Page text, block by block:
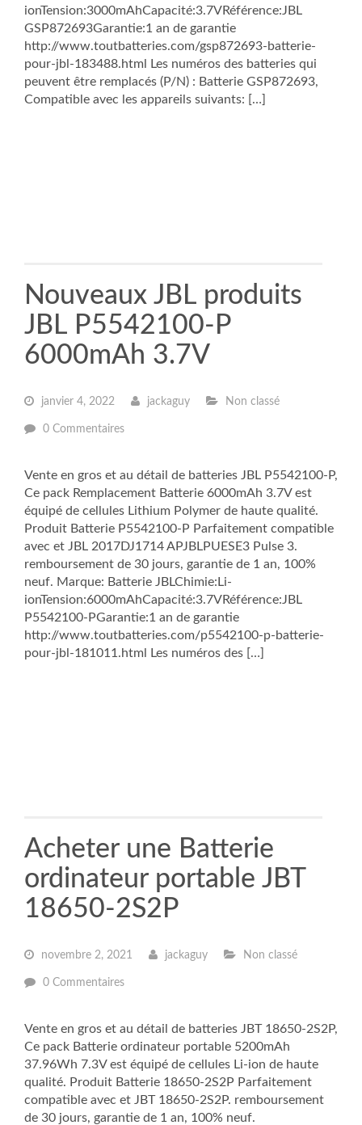
ionTension:3000mAhCapacité:3.7VRéférence:JBL
GSP872693Garantie:1 an de garantie
http://www.toutbatteries.com/gsp872693-batterie-
pour-jbl-183488.html Les numéros des batteries qui
peuvent être remplacés (P/N) : Batterie GSP872693,
Compatible avec les appareils suivants: […]
Nouveaux JBL produits
JBL P5542100-P
6000mAh 3.7V
janvier 4, 2022 jackaguy Non classé
0 Commentaires
Vente en gros et au détail de batteries JBL P5542100-P,
Ce pack Remplacement Batterie 6000mAh 3.7V est
équipé de cellules Lithium Polymer de haute qualité.
Produit Batterie P5542100-P Parfaitement compatible
avec et JBL 2017DJ1714 APJBLPUESE3 Pulse 3.
remboursement de 30 jours, garantie de 1 an, 100%
neuf. Marque: Batterie JBLChimie:Li-
ionTension:6000mAhCapacité:3.7VRéférence:JBL
P5542100-PGarantie:1 an de garantie
http://www.toutbatteries.com/p5542100-p-batterie-
pour-jbl-181011.html Les numéros des […]
Acheter une Batterie
ordinateur portable JBT
18650-2S2P
novembre 2, 2021 jackaguy Non classé
0 Commentaires
Vente en gros et au détail de batteries JBT 18650-2S2P,
Ce pack Batterie ordinateur portable 5200mAh
37.96Wh 7.3V est équipé de cellules Li-ion de haute
qualité. Produit Batterie 18650-2S2P Parfaitement
compatible avec et JBT 18650-2S2P. remboursement
de 30 jours, garantie de 1 an, 100% neuf.